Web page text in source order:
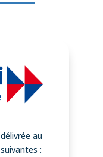
au
: